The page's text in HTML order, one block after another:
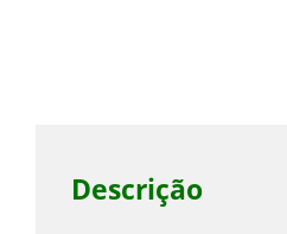
Descrição